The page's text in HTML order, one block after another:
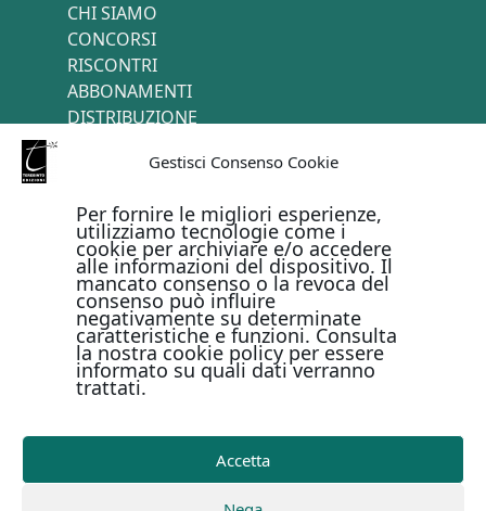
Gestisci Consenso Cookie
Per fornire le migliori esperienze,
utilizziamo tecnologie come i
cookie per archiviare e/o accedere
alle informazioni del dispositivo. Il
mancato consenso o la revoca del
consenso può influire
negativamente su determinate
caratteristiche e funzioni. Consulta
la nostra cookie policy per essere
informato su quali dati verranno
trattati.
Accetta
CHI SIAMO
CONCORSI
RISCONTRI
ABBONAMENTI
DISTRIBUZIONE
PAGAMENTI ONLINE CON
Metodi di pagamento
Copyright © Il Terebinto Edizioni - 2026